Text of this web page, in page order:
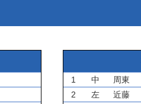
1 中
周東
2
左
近藤